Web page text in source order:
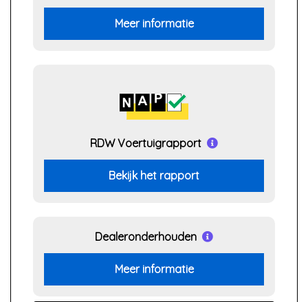
Meer informatie
RDW Voertuigrapport
Bekijk het rapport
Dealeronderhouden
Meer informatie